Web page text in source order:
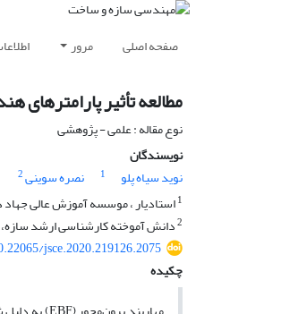
صفحه اصلی مرور
مطالعه تأثیر پارامترهای
نوع مقاله : علمی - پژوهشی
نویسندگان
نوید سیاه پلو
1 نصره سوینی2
1استادیار ، موسسه آموزش عالی
2دانش آموخته کارشناسی ارشد
jsce.2020.219126.2075
چکیده